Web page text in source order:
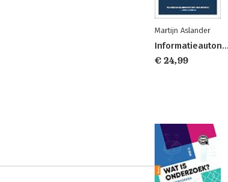
Martijn Aslander
Informatieautonomie
€ 24,99